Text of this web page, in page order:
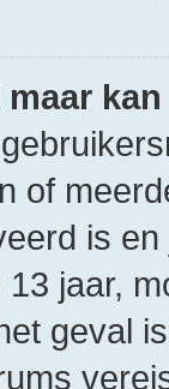
of
is
jaar,
geval